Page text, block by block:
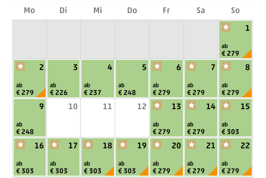
Mo Di Mi Do Fr Sa
So
1
ab
€ 279
2
ab
€ 279
3
ab
€ 226
4
ab
€ 237
5
ab
€ 248
6
ab
€ 279
7
ab
€ 279
8
ab
€ 279
9
ab
€ 248
10 11 12 13
ab
€ 279
14
ab
€ 279
15
ab
€ 303
16
ab
€ 303
17
ab
€ 303
18
ab
€ 303
19
ab
€ 303
20
ab
€ 279
21
ab
€ 279
22
ab
€ 279